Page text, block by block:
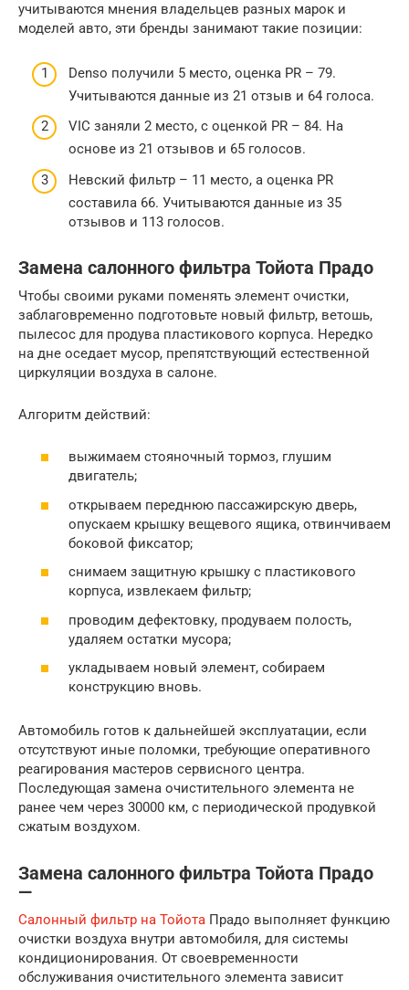
учитываются мнения владельцев разных марок и
моделей авто, эти бренды занимают такие позиции:
Denso получили 5 место, оценка PR – 79.
Учитываются данные из 21 отзыв и 64 голоса.
VIC заняли 2 место, с оценкой PR – 84. На
основе из 21 отзывов и 65 голосов.
Невский фильтр – 11 место, а оценка PR
составила 66. Учитываются данные из 35
отзывов и 113 голосов.
Замена салонного фильтра Тойота Прадо
Чтобы своими руками поменять элемент очистки,
заблаговременно подготовьте новый фильтр, ветошь,
пылесос для продува пластикового корпуса. Нередко
на дне оседает мусор, препятствующий естественной
циркуляции воздуха в салоне.
Алгоритм действий:
выжимаем стояночный тормоз, глушим
двигатель;
открываем переднюю пассажирскую дверь,
опускаем крышку вещевого ящика, отвинчиваем
боковой фиксатор;
снимаем защитную крышку с пластикового
корпуса, извлекаем фильтр;
проводим дефектовку, продуваем полость,
удаляем остатки мусора;
укладываем новый элемент, собираем
конструкцию вновь.
Автомобиль готов к дальнейшей эксплуатации, если
отсутствуют иные поломки, требующие оперативного
реагирования мастеров сервисного центра.
Последующая замена очистительного элемента не
ранее чем через 30000 км, с периодической продувкой
сжатым воздухом.
Замена салонного фильтра Тойота Прадо
—
Салонный фильтр на Тойота Прадо выполняет функцию
очистки воздуха внутри автомобиля, для системы
кондиционирования. От своевременности
обслуживания очистительного элемента зависит